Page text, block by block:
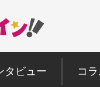
タビュー コ